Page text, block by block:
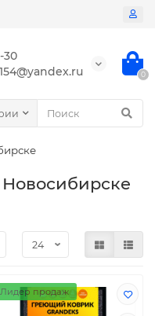
30
0
Лидер продаж